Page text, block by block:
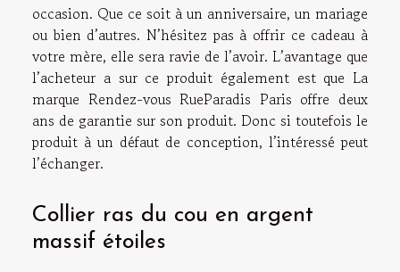
occasion. Que ce soit à un anniversaire, un mariage
ou bien d’autres. N’hésitez pas à offrir ce cadeau à
votre mère, elle sera ravie de l’avoir. L’avantage que
l’acheteur a sur ce produit également est que La
marque Rendez-vous RueParadis Paris offre deux
ans de garantie sur son produit. Donc si toutefois le
produit à un défaut de conception, l’intéressé peut
l’échanger.
Collier ras du cou en argent
massif étoiles